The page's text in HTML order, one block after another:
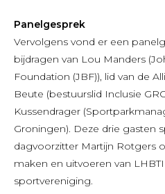
Panelgesprek
Vervolgens vond er een
bijdragen van Lou Manders
Foundation (JBF)), lid van de
Beute (bestuurslid Inclusie
Kussendrager
Groningen). Deze drie gasten
dagvoorzitter Martijn Rotgers
maken en uitvoeren van
sportvereniging.